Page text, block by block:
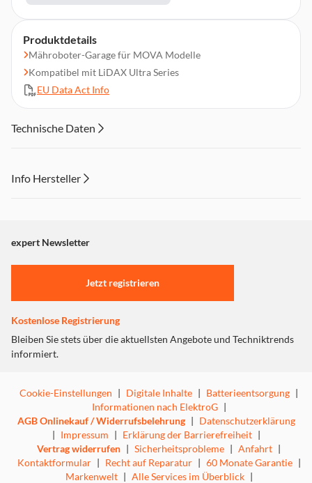
Produktdetails
Mähroboter-Garage für MOVA Modelle
Kompatibel mit LiDAX Ultra Series
EU Data Act Info
Technische Daten
Info Hersteller
"Marketing".
Einstellungen anpassen
expert Newsletter
Jetzt registrieren
Kostenlose Registrierung
Bleiben Sie stets über die aktuellsten Angebote und Techniktrends
informiert.
Cookie-Einstellungen | Digitale Inhalte | Batterieentsorgung |
Informationen nach ElektroG |
AGB Onlinekauf / Widerrufsbelehrung | Datenschutzerklärung
| Impressum | Erklärung der Barrierefreiheit |
Vertrag widerrufen | Sicherheitsprobleme | Anfahrt |
Kontaktformular | Recht auf Reparatur | 60 Monate Garantie |
Markenwelt | Alle Services im Überblick |